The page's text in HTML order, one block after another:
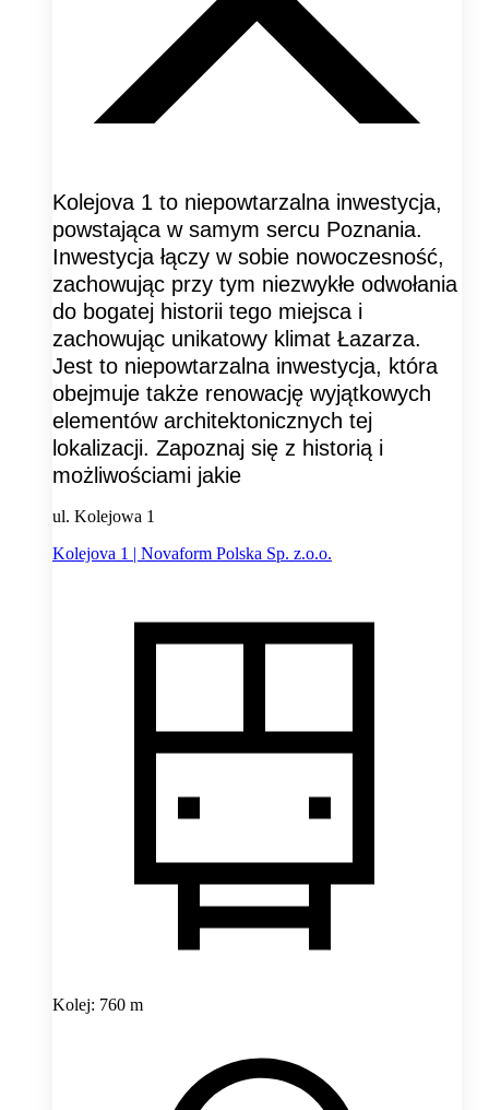
Kolejova 1 to niepowtarzalna inwestycja,
powstająca w samym sercu Poznania.
Inwestycja łączy w sobie nowoczesność,
zachowując przy tym niezwykłe odwołania
do bogatej historii tego miejsca i
zachowując unikatowy klimat Łazarza.
Jest to niepowtarzalna inwestycja, która
obejmuje także renowację wyjątkowych
elementów architektonicznych tej
lokalizacji. Zapoznaj się z historią i
możliwościami jakie
ul. Kolejowa 1
Kolejova 1 | Novaform Polska Sp. z.o.o.
Kolej: 760 m